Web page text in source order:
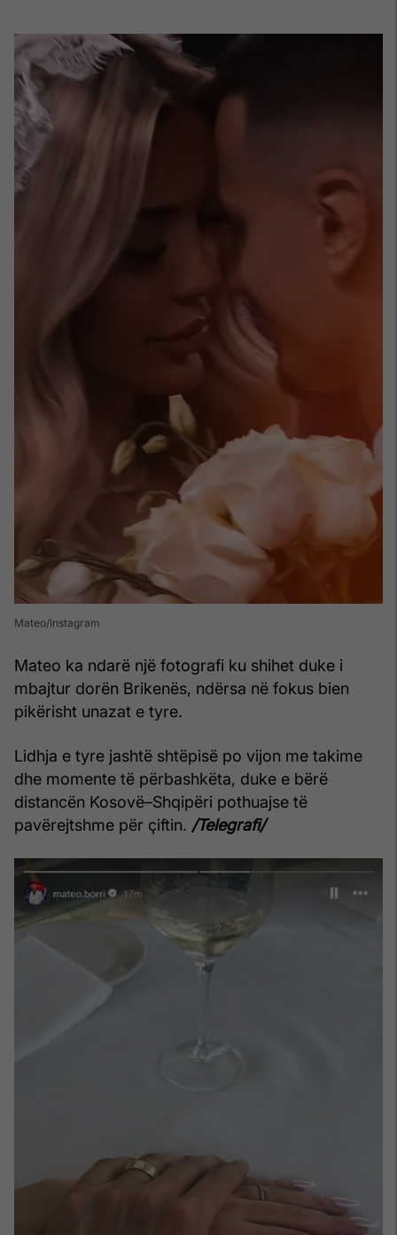
Mateo/Instagram
Mateo ka ndarë një fotografi ku shihet duke i
mbajtur dorën Brikenës, ndërsa në fokus bien
pikërisht unazat e tyre.
Lidhja e tyre jashtë shtëpisë po vijon me takime
dhe momente të përbashkëta, duke e bërë
distancën Kosovë–Shqipëri pothuajse të
pavërejtshme për çiftin. /Telegrafi/